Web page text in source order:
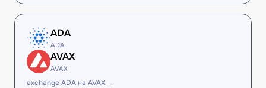
ADA
ADA
AVAX
AVAX
exchange ADA на AVAX →